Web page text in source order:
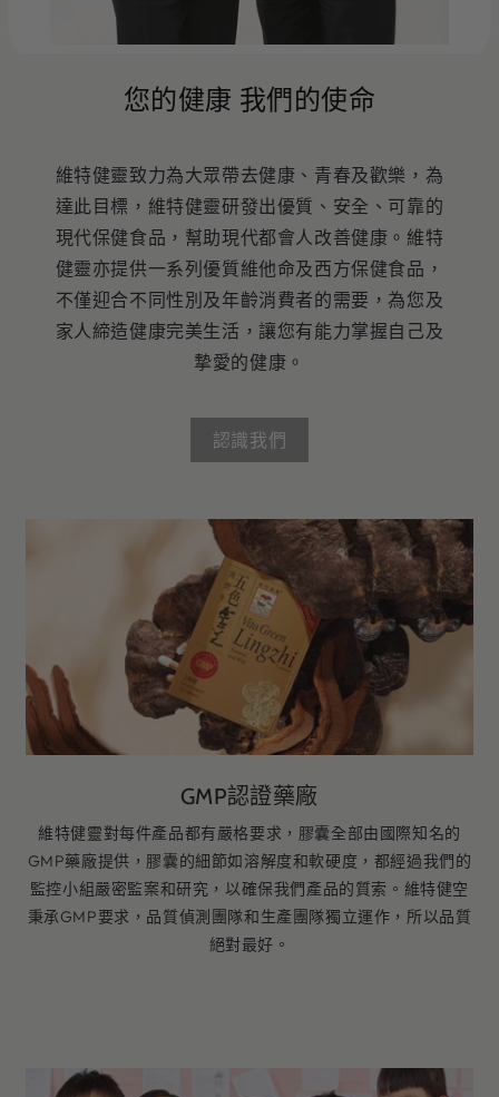
您的健康 我們的使命
維特健靈致力為大眾帶去健康、青春及歡樂，為
達此目標，維特健靈研發出優質、安全、可靠的
現代保健食品，幫助現代都會人改善健康。維特
健靈亦提供一系列優質維他命及西方保健食品，
不僅迎合不同性別及年齡消費者的需要，為您及
家人締造健康完美生活，讓您有能力掌握自己及
摯愛的健康。
認識我們
GMP認證藥廠
維特健靈對每件產品都有嚴格要求，膠囊全部由國際知名的
GMP藥廠提供，膠囊的細節如溶解度和軟硬度，都經過我們的
監控小組嚴密監案和研究，以確保我們產品的質索。維特健空
秉承GMP要求，品質偵測團隊和生產團隊獨立運作，所以品質
絕對最好。